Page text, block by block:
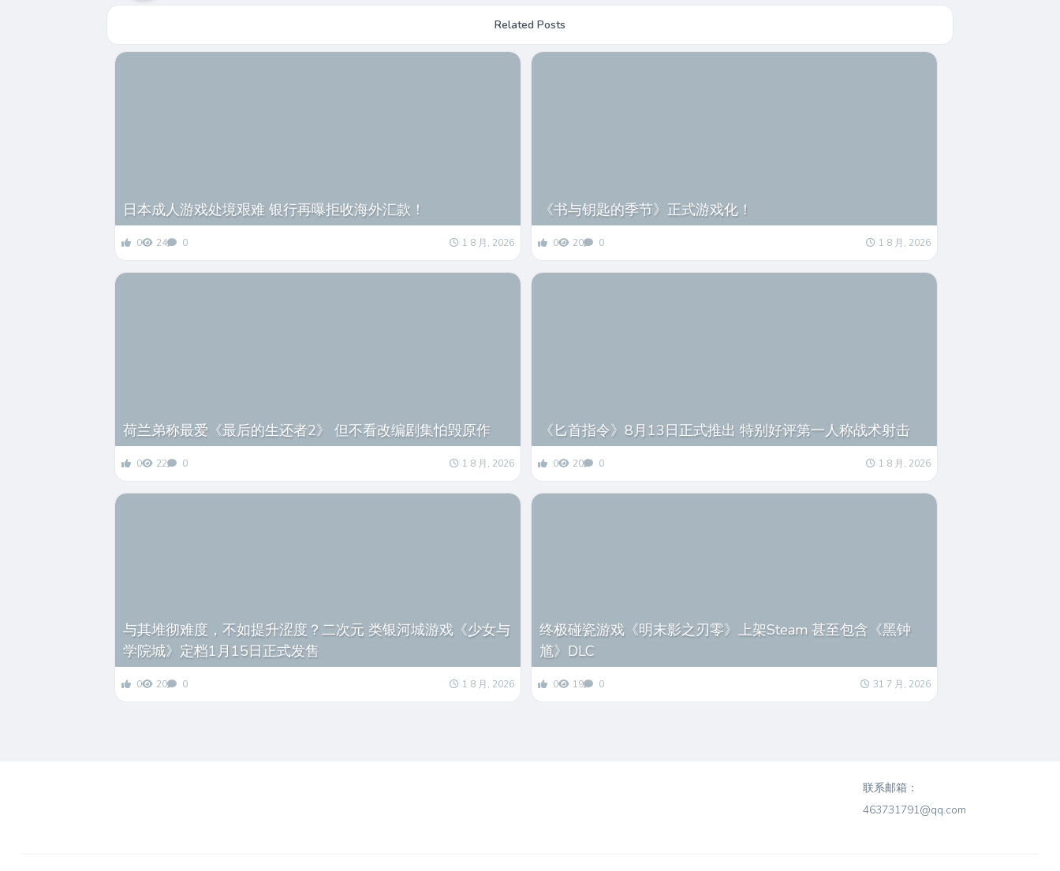
Related Posts
日本成人游戏处境艰难 银行再曝拒收海外汇款！
0 24 0 1 8 月, 2026
《书与钥匙的季节》正式游戏化！
0 20 0 1 8 月, 2026
荷兰弟称最爱《最后的生还者2》 但不看改编剧集怕毁原作
0 22 0 1 8 月, 2026
《匕首指令》8月13日正式推出 特别好评第一人称战术射击
0 20 0 1 8 月, 2026
与其堆彻难度，不如提升涩度？二次元 类银河城游戏《少女与
学院城》定档1月15日正式发售
0 20 0 1 8 月, 2026
终极碰瓷游戏《明末影之刃零》上架Steam 甚至包含《黑钟
馗》DLC
0 19 0 31 7 月, 2026
联系邮箱：
463731791@qq.com